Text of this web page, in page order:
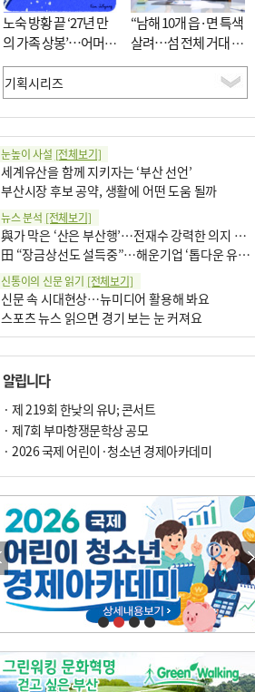
노숙 방황 끝 ‘27년 만
의 가족 상봉’…어머니
와 행복 꿈꿔
“남해 10개 읍·면 특색
살려…섬 전체 거대 정
원으로 조성”
눈높이 사설 [전체보기]
세계유산을 함께 지키자는 ‘부산 선언’
부산시장 후보 공약, 생활에 어떤 도움 될까
뉴스 분석 [전체보기]
與가 막은 ‘산은 부산행’…전재수 강력한 의지 표명 없인 공염불
田 “장금상선도 설득중”…해운기업 ‘톱다운 유치전’ 가속
신통이의 신문 읽기 [전체보기]
신문 속 시대현상…뉴미디어 활용해 봐요
스포츠 뉴스 읽으면 경기 보는 눈 커져요
구·군 승진 축하화분 관행 없애자니 소상공인 울상
팩트체크[전체보기]
의령 한우산 털중나리
한 손 뉴스[전체보기]
시민이 개발한 폭염 대응 앱 ‘그늘로’ 길안내 지도 등 인기
골목 맛집 발굴 고메 셀렉션…부산시, 페스티벌 시월 연계
오늘의 날씨-[전체보기]
오늘의 날씨- 2026년 8월 7일
오늘의 날씨- 2026년 8월 6일
우리 결혼해요-[전체보기]
우리 결혼해요- 김홍윤·정세빈 커플
알립니다
· 제 219회 한낮의 유U; 콘서트
· 제7회 부마항쟁문학상 공모
· 2026 국제 어린이·청소년 경제아카데미